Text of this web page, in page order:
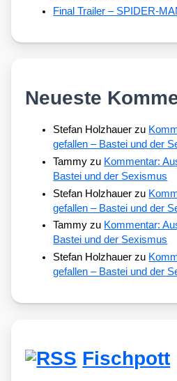
Final Trailer – SPIDER-
Neueste
Stefan Holzhauer zu
gefallen – Bastei und der
Tammy zu Kommentar:
Bastei und der Sexismus
Stefan Holzhauer zu
gefallen – Bastei und der
Tammy zu Kommentar:
Bastei und der Sexismus
Stefan Holzhauer zu
gefallen – Bastei und der
Fischpott